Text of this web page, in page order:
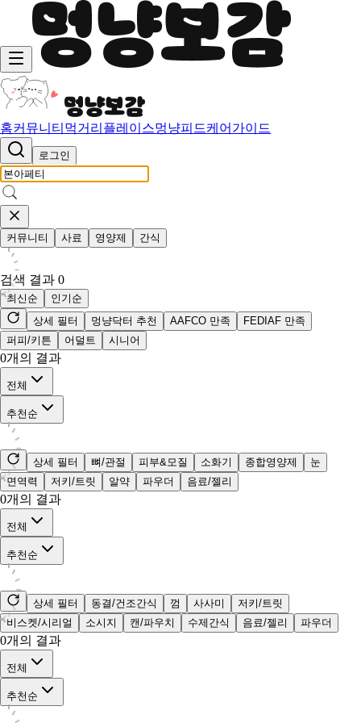
홈커뮤니티 먹거리 플레이스멍냥피드케어가이드
로그인
커뮤니티 사료 영양제 간식
검색 결과 0
최신순
인기순
상세 필터
멍냥닥터 추천 AAFCO 만족
FEDIAF 만족
퍼피/키튼
어덜트 시니어
0개의 결과
전체
추천순
상세 필터 뼈/관절 피부&모질 소화기 종합영양제
눈
면역력
저키/트릿 알약 파우더 음료/젤리
0개의 결과
전체
추천순
상세 필터 동결/건조간식 껌 사사미
저키/트릿
비스켓/시리얼
소시지 캔/파우치 수제간식 음료/젤리 파우더
0개의 결과
전체
추천순